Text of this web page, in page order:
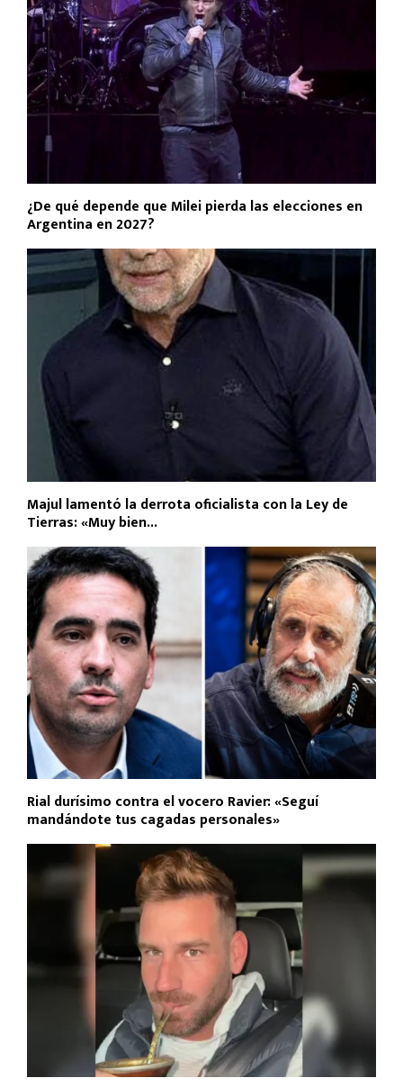
¿De qué depende que Milei pierda las elecciones en
Argentina en 2027?
Majul lamentó la derrota oficialista con la Ley de
Tierras: «Muy bien...
Rial durísimo contra el vocero Ravier: «Seguí
mandándote tus cagadas personales»